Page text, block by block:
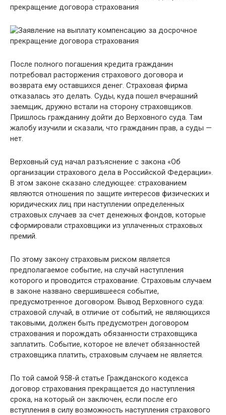
После полного погашения кредита гражданин
потребовал расторжения страхового договора и
возврата ему оставшихся денег. Страховая фирма
отказалась это делать. Суды, куда пошел вчерашний
заемщик, дружно встали на сторону страховщиков.
Пришлось гражданину дойти до Верховного суда. Там
жалобу изучили и сказали, что гражданин прав, а суды —
нет.
Верховный суд начал разъяснение с закона «Об
организации страхового дела в Российской Федерации».
В этом законе сказано следующее: страхованием
являются отношения по защите интересов физических и
юридических лиц при наступлении определенных
страховых случаев за счет денежных фондов, которые
сформировали страховщики из уплаченных страховых
премий.
По этому закону страховым риском является
предполагаемое событие, на случай наступления
которого и проводится страхование. Страховым случаем
в законе названо свершившееся событие,
предусмотренное договором. Вывод Верховного суда:
страховой случай, в отличие от событий, не являющихся
таковыми, должен быть предусмотрен договором
страхования и порождать обязанности страховщика
заплатить. Событие, которое не влечет обязанностей
страховщика платить, страховым случаем не является.
По той самой 958-й статье Гражданского кодекса
договор страхования прекращается до наступления
срока, на который он заключен, если после его
вступления в силу возможность наступления страхового